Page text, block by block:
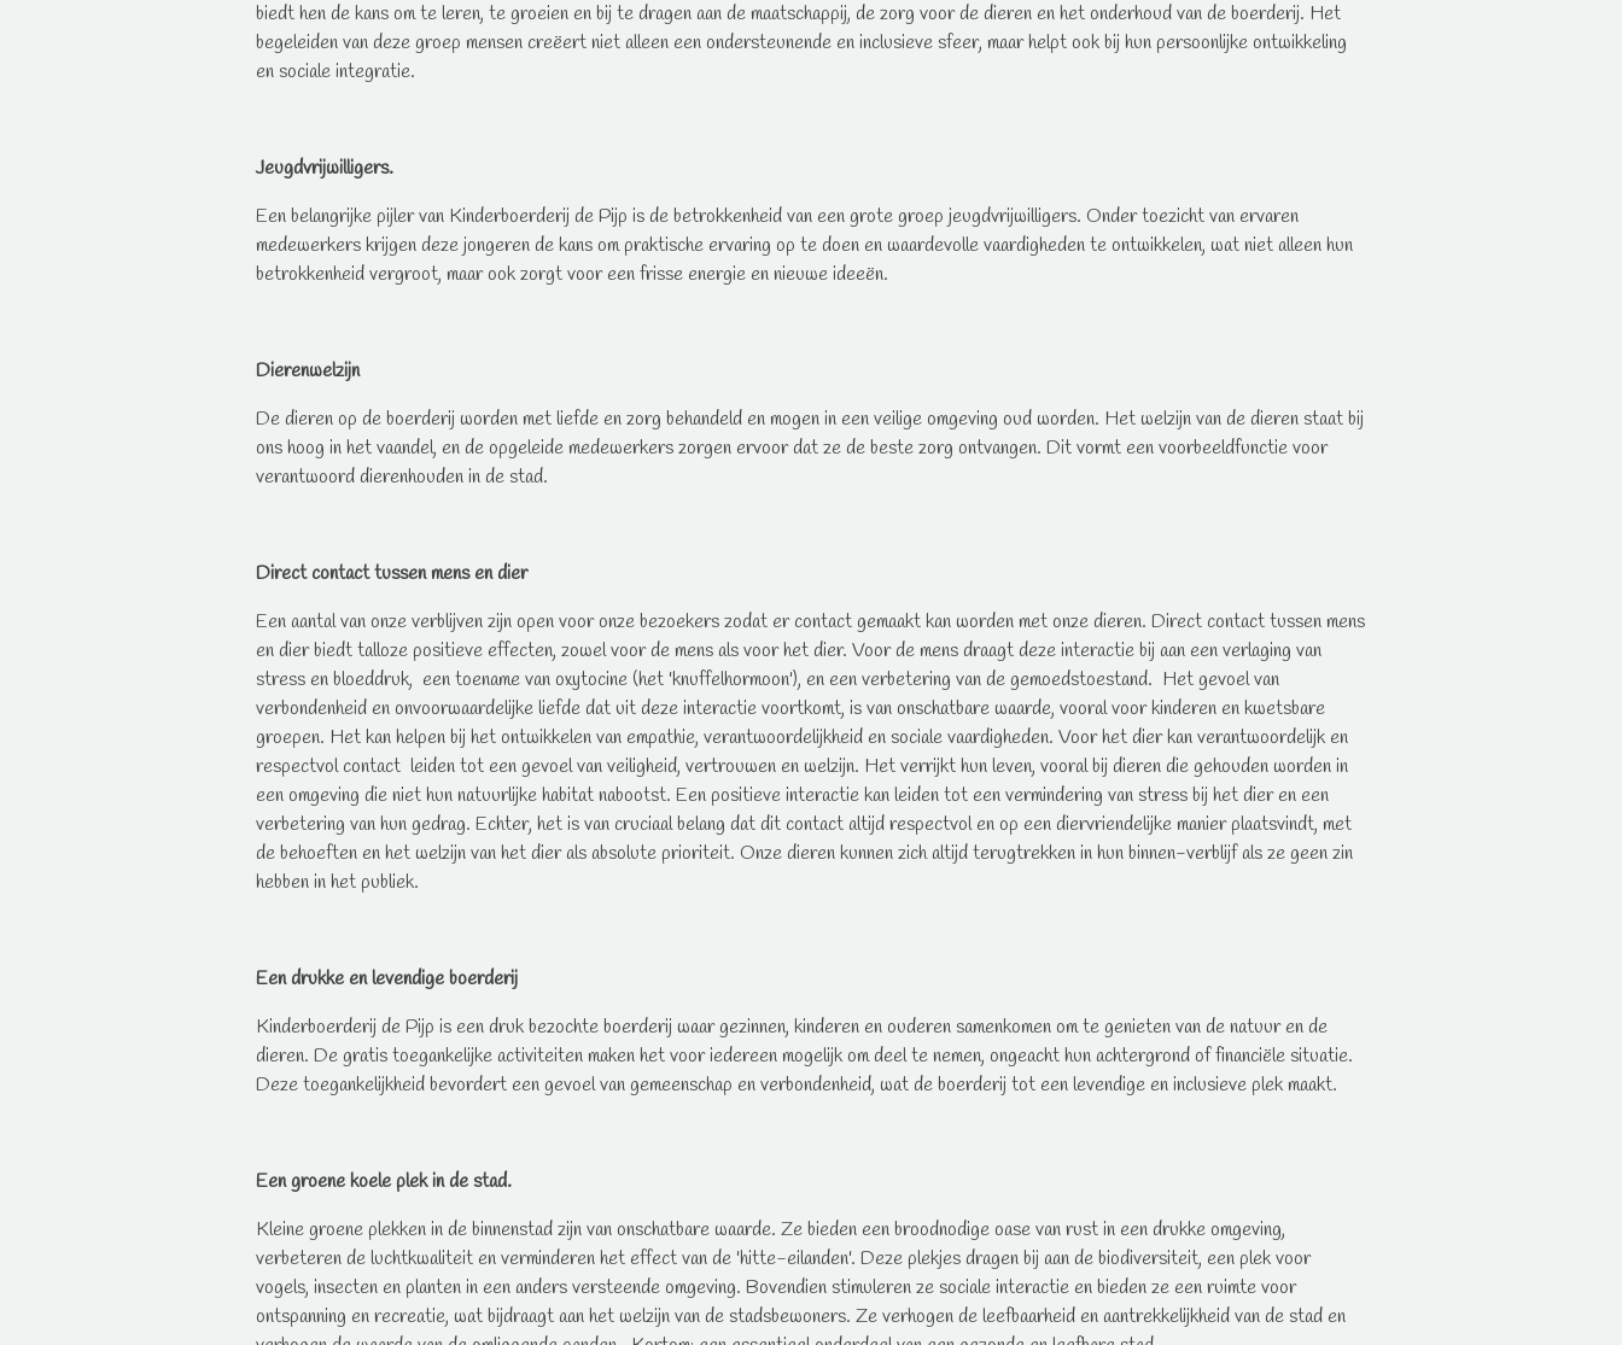
biedt hen de kans om te leren, te groeien en bij te dragen aan de maatschappij, de zorg voor de dieren en het onderhoud van de boerderij. Het
begeleiden van deze groep mensen creëert niet alleen een ondersteunende en inclusieve sfeer, maar helpt ook bij hun persoonlijke ontwikkeling
en sociale integratie.
Jeugdvrijwilligers.
Een belangrijke pijler van Kinderboerderij de Pijp is de betrokkenheid van een grote groep jeugdvrijwilligers. Onder toezicht van ervaren
medewerkers krijgen deze jongeren de kans om praktische ervaring op te doen en waardevolle vaardigheden te ontwikkelen, wat niet alleen hun
betrokkenheid vergroot, maar ook zorgt voor een frisse energie en nieuwe ideeën.
Dierenwelzijn
De dieren op de boerderij worden met liefde en zorg behandeld en mogen in een veilige omgeving oud worden. Het welzijn van de dieren staat bij
ons hoog in het vaandel, en de opgeleide medewerkers zorgen ervoor dat ze de beste zorg ontvangen. Dit vormt een voorbeeldfunctie voor
verantwoord dierenhouden in de stad.
Direct contact tussen mens en dier
Een aantal van onze verblijven zijn open voor onze bezoekers zodat er contact gemaakt kan worden met onze dieren. Direct contact tussen mens
en dier biedt talloze positieve effecten, zowel voor de mens als voor het dier. Voor de mens draagt deze interactie bij aan een verlaging van
stress en bloeddruk, een toename van oxytocine (het 'knuffelhormoon'), en een verbetering van de gemoedstoestand. Het gevoel van
verbondenheid en onvoorwaardelijke liefde dat uit deze interactie voortkomt, is van onschatbare waarde, vooral voor kinderen en kwetsbare
groepen. Het kan helpen bij het ontwikkelen van empathie, verantwoordelijkheid en sociale vaardigheden. Voor het dier kan verantwoordelijk en
respectvol contact leiden tot een gevoel van veiligheid, vertrouwen en welzijn. Het verrijkt hun leven, vooral bij dieren die gehouden worden in
een omgeving die niet hun natuurlijke habitat nabootst. Een positieve interactie kan leiden tot een vermindering van stress bij het dier en een
verbetering van hun gedrag. Echter, het is van cruciaal belang dat dit contact altijd respectvol en op een diervriendelijke manier plaatsvindt, met
de behoeften en het welzijn van het dier als absolute prioriteit. Onze dieren kunnen zich altijd terugtrekken in hun binnen-verblijf als ze geen zin
hebben in het publiek.
Een drukke en levendige boerderij
Kinderboerderij de Pijp is een druk bezochte boerderij waar gezinnen, kinderen en ouderen samenkomen om te genieten van de natuur en de
dieren. De gratis toegankelijke activiteiten maken het voor iedereen mogelijk om deel te nemen, ongeacht hun achtergrond of financiële situatie.
Deze toegankelijkheid bevordert een gevoel van gemeenschap en verbondenheid, wat de boerderij tot een levendige en inclusieve plek maakt.
Een groene koele plek in de stad.
Kleine groene plekken in de binnenstad zijn van onschatbare waarde. Ze bieden een broodnodige oase van rust in een drukke omgeving,
verbeteren de luchtkwaliteit en verminderen het effect van de 'hitte-eilanden'. Deze plekjes dragen bij aan de biodiversiteit, een plek voor
vogels, insecten en planten in een anders versteende omgeving. Bovendien stimuleren ze sociale interactie en bieden ze een ruimte voor
ontspanning en recreatie, wat bijdraagt aan het welzijn van de stadsbewoners. Ze verhogen de leefbaarheid en aantrekkelijkheid van de stad en